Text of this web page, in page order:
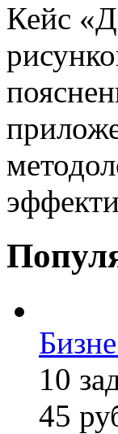
Кейс
10
45